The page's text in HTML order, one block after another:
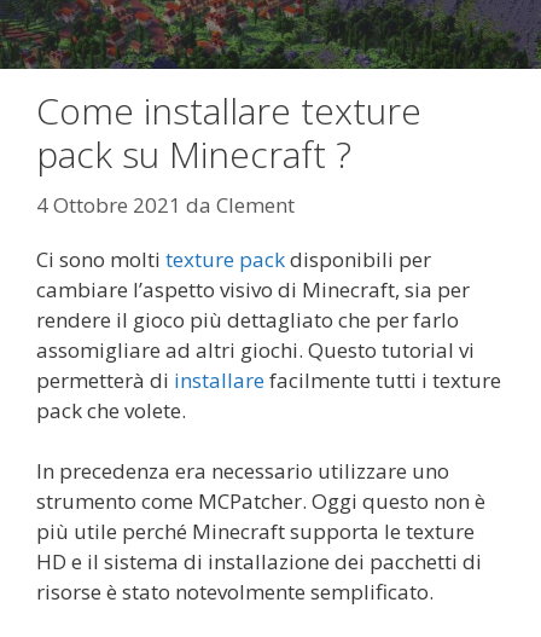
Come installare texture
pack su Minecraft ?
4 Ottobre 2021 da Clement
Ci sono molti texture packdisponibili per
cambiare l’aspetto visivo di Minecraft, sia per
rendere il gioco più dettagliato che per farlo
assomigliare ad altri giochi. Questo tutorial vi
permetterà di installarefacilmente tutti i texture
pack che volete.
In precedenza era necessario utilizzare uno
strumento come MCPatcher. Oggi questo non è
più utile perché Minecraft supporta le texture
HD e il sistema di installazione dei pacchetti di
risorse è stato notevolmente semplificato.